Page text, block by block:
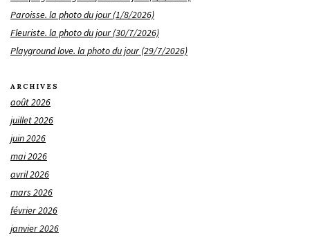
Paroisse. la photo du jour (1/8/2026)
Fleuriste. la photo du jour (30/7/2026)
Playground love. la photo du jour (29/7/2026)
ARCHIVES
août 2026
juillet 2026
juin 2026
mai 2026
avril 2026
mars 2026
février 2026
janvier 2026